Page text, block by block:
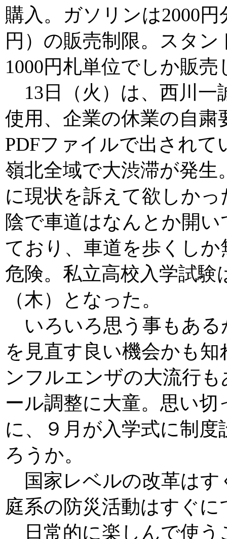
購入。ガソリンは2000
円）の販売制限。スタ
1000円札単位でしか販
13日（火）は、西川一
使用、企業の休業の自粛
PDFファイルで出され
嶺北全域で大渋滞が発
に現状を訴えて欲しか
陰で車道はなんとか開
ており、車道を歩くし
危険。私立高校入学試験
（木）となった。
いろいろ思う事もある
を見直す良い機会かも
ンフルエンザの大流行
ール調整に大童。思い
に、９月が入学式に制
ろうか。
国家レベルの改革はす
庭系の防災活動はすぐ
日常的に楽しんで使う